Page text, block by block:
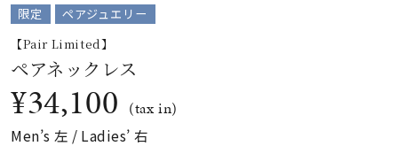
ファッションテイス
ト
着用シーン
限定
ペアジュエリー
【Pair Limited】
ペアネックレス
¥34,100 (tax in)
Men’s 左 / Ladies’ 右